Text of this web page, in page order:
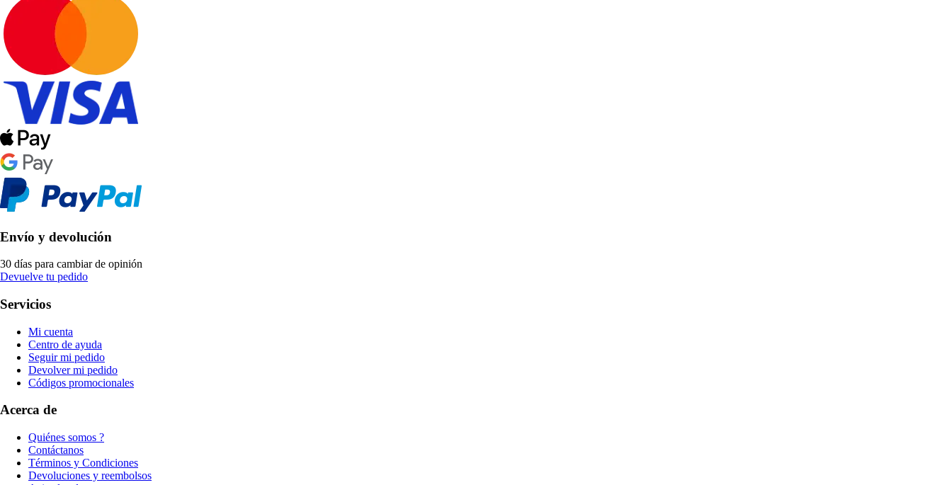
Envío y devolución
30 días para cambiar de opinión
Devuelve tu pedido
Servicios
Mi cuenta
Centro de ayuda
Seguir mi pedido
Devolver mi pedido
Códigos promocionales
Acerca de
Quiénes somos ?
Contáctanos
Términos y Condiciones
Devoluciones y reembolsos